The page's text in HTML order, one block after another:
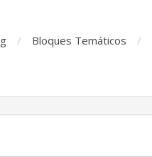
Bloques Temáticos